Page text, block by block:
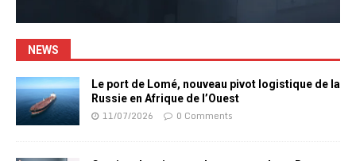
NEWS
Le port de Lomé, nouveau pivot logistique de la
Russie en Afrique de l’Ouest
11/07/2026 0 Comments